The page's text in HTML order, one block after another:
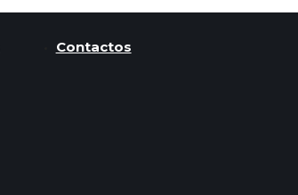
Contactos